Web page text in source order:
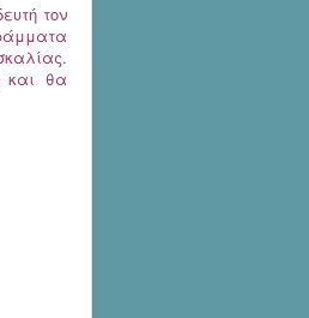
τον
και θα